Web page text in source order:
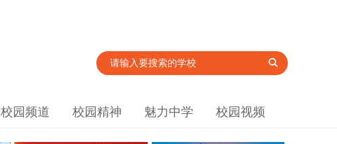
校园频道 校园精神 魅力中学 校园视频